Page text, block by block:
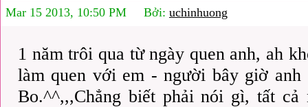
Mar 15 2013, 10:50 PM Bởi: uchinhuong
1 năm trôi qua từ ngày quen anh, ah
làm quen với em - người bây giờ
Bo.^^,,,Chẳng biết phải nói gì, tất cả